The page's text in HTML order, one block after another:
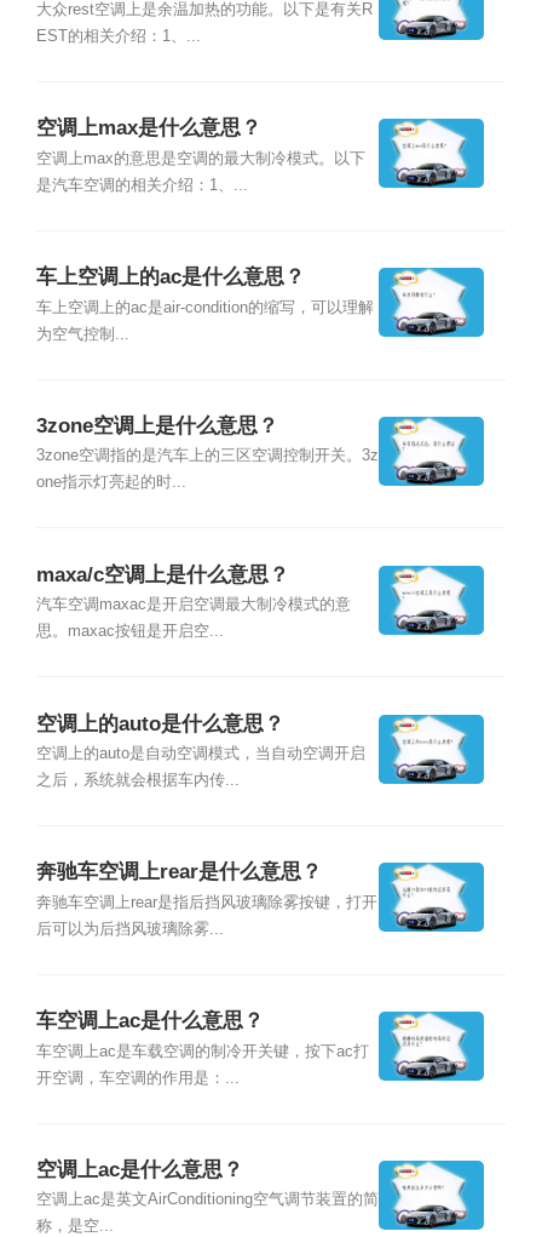
大众rest空调上是余温加热的功能。以下是有关R
EST的相关介绍：1、...
空调上max是什么意思？
空调上max的意思是空调的最大制冷模式。以下
是汽车空调的相关介绍：1、...
车上空调上的ac是什么意思？
车上空调上的ac是air-condition的缩写，可以理解
为空气控制...
3zone空调上是什么意思？
3zone空调指的是汽车上的三区空调控制开关。3z
one指示灯亮起的时...
maxa/c空调上是什么意思？
汽车空调maxac是开启空调最大制冷模式的意
思。maxac按钮是开启空...
空调上的auto是什么意思？
空调上的auto是自动空调模式，当自动空调开启
之后，系统就会根据车内传...
奔驰车空调上rear是什么意思？
奔驰车空调上rear是指后挡风玻璃除雾按键，打开
后可以为后挡风玻璃除雾...
车空调上ac是什么意思？
车空调上ac是车载空调的制冷开关键，按下ac打
开空调，车空调的作用是：...
空调上ac是什么意思？
空调上ac是英文AirConditioning空气调节装置的简
称，是空...